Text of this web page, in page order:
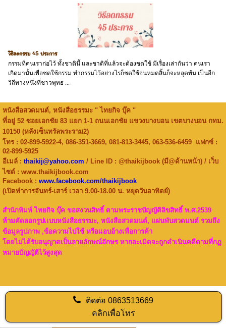
วิธีลดกรรม 45 ประการ
กรรมที่คนเราก่อไว้ ทั้งชาตินี้ และชาติที่แล้วจะต้องชดใช้ มีเรื่องเล่ากันว่า คนเรา
เกิดมานั้นเพื่อชดใช้กรรม ทำกรรมไว้อย่างไรก็ชดใช้จนหมดสิ้นก็จะหลุดพ้น เป็นอีก
วิถีทางหนึ่งที่ชาวพุทธ ...
หนังสือสวดมนต์, หนังสือธรรมะ " ไทยกิจ บุ๊ค "
ที่อยู่ 52 ซอยเอกชัย 83 แยก 1-1 ถนนเอกชัย แขวงบางบอน เขตบางบอน กทม.
10150 (หลังเซ็นทรัลพระราม2)
โทร : 02-899-5922-4, 086-351-3669, 081-813-3445, 063-536-6459 แฟกซ์ :
02-899-5925
อีเมล์ : thaikij@yahoo.com / Line ID : @thaikijbook (มี@ด้านหน้า) / เว็บ
ไซด์ : www.thaikijbook.com
Facebook : www.facebook.com/thaikijbook
(เปิดทำการจันทร์-เสาร์ เวลา 9.00-18.00 น. หยุดวันอาทิตย์)
สำนักพิมพ์ ไทยกิจ บุ๊ค ขอสงวนสิทธิ์ ตามพระราชบัญญัติลิขสิทธิ์ พ.ศ.2539
ห้ามคัดลอกรูปเเบบหนังสือธรรมะ, หนังสือสวดมนต์, แผ่นพับสวดมนต์ รวมถึง
ข้อมูลรูปภาพ ,ข้อความไปใช้ หรือแอบอ้างเพื่อการค้า
โดยไม่ได้รับอนุญาตเป็นลายลักษณ์อักษร หากละเมิดจะถูกดำเนินคดีตามที่กฏ
หมายบัญญัติไว้สูงสุด
ติดต่อ0863513669
คลิกเพื่อโทร